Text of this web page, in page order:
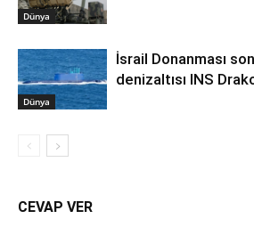
Dünya
Dünya
İsrail Donanması
denizaltısı INS
CEVAP VER